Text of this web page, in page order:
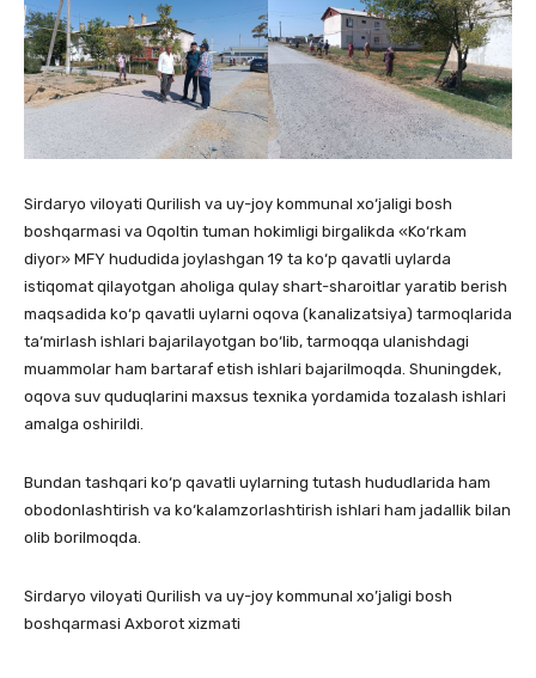
Sirdaryo viloyati Qurilish va uy-joy kommunal xo‘jaligi bosh
boshqarmasi va Oqoltin tuman hokimligi birgalikda «Ko‘rkam
diyor» MFY hududida joylashgan 19 ta ko‘p qavatli uylarda
istiqomat qilayotgan aholiga qulay shart-sharoitlar yaratib berish
maqsadida ko‘p qavatli uylarni oqova (kanalizatsiya) tarmoqlarida
ta‘mirlash ishlari bajarilayotgan bo‘lib, tarmoqqa ulanishdagi
muammolar ham bartaraf etish ishlari bajarilmoqda. Shuningdek,
oqova suv quduqlarini maxsus texnika yordamida tozalash ishlari
amalga oshirildi.
Bundan tashqari ko‘p qavatli uylarning tutash hududlarida ham
obodonlashtirish va ko‘kalamzorlashtirish ishlari ham jadallik bilan
olib borilmoqda.
Sirdaryo viloyati Qurilish va uy-joy kommunal xo’jaligi bosh
boshqarmasi Axborot xizmati